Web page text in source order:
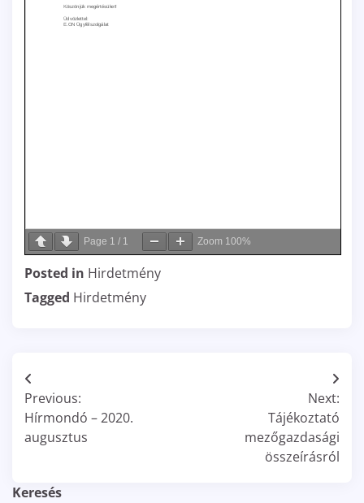
Page 1 / 1 Zoom 100%
Posted in Hirdetmény
Tagged Hirdetmény
Bejegyzés
navigáció
Previous:
Hírmondó – 2020.
augusztus
Next:
Tájékoztató
mezőgazdasági
összeírásról
Keresés